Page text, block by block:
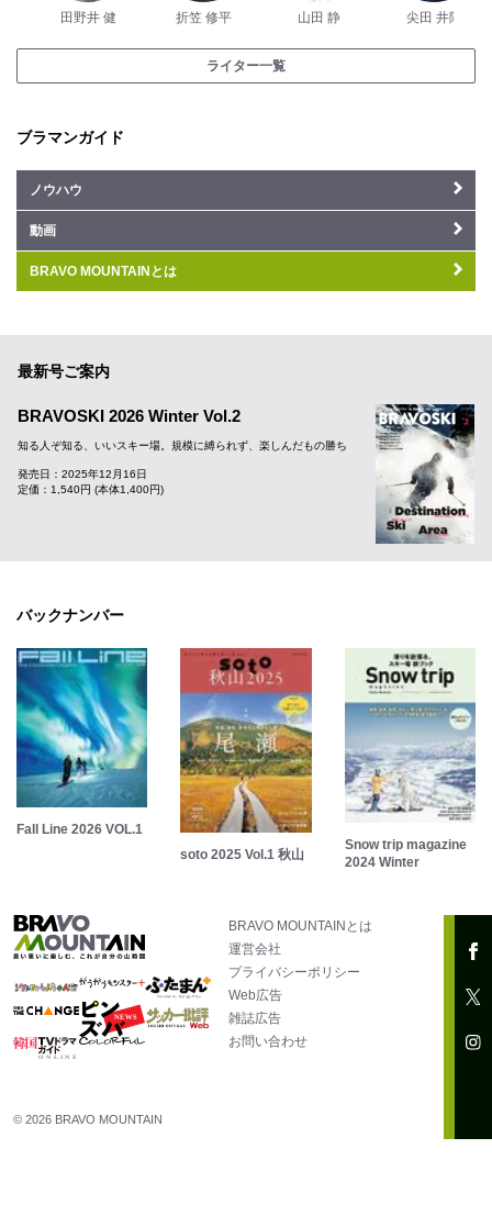
田野井 健 折笠 修平 山田 静 尖田 井陽
ライター一覧
ブラマンガイド
ノウハウ
動画
BRAVO MOUNTAINとは
最新号ご案内
BRAVOSKI 2026 Winter Vol.2
知る人ぞ知る、いいスキー場。規模に縛られず、楽しんだもの勝ち
発売日：2025年12月16日
定価：1,540円 (本体1,400円)
バックナンバー
Fall Line 2026 VOL.1
soto 2025 Vol.1 秋山
Snow trip magazine
2024 Winter
BRAVO MOUNTAINとは
運営会社
プライバシーポリシー
Web広告
雑誌広告
お問い合わせ
© 2026 BRAVO MOUNTAIN